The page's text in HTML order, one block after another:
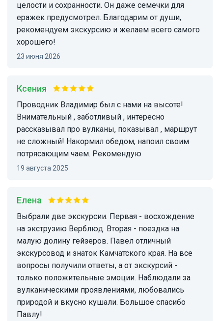
целости и сохранности. Он даже семечки для
еражек предусмотрел. Благодарим от души,
рекомендуем экскурсию и желаем всего самого
хорошего!
23 июня 2026
Ксения
Проводник Владимир был с нами на высоте!
Внимательный , заботливый , интересно
рассказывал про вулканы, показывал , маршрут
не сложный! Накормил обедом, напоил своим
потрясающим чаем. Рекомендую
19 августа 2025
Елена
Выбрали две экскурсии. Первая - восхождение
на экструзию Верблюд. Вторая - поездка на
малую долину гейзеров. Павел отличный
экскурсовод и знаток Камчатского края. На все
вопросы получили ответы, а от экскурсий -
только положительные эмоции. Наблюдали за
вулканическими проявлениями, любовались
природой и вкусно кушали. Большое спасибо
Павлу!